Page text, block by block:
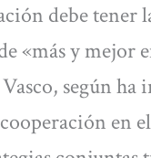
debe tener
«más y
según
en